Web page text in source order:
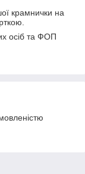
крамнички на
осіб та ФОП